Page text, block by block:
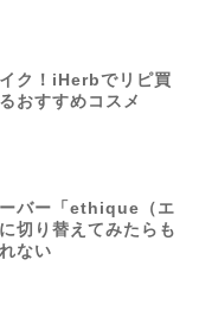
ク！iHerbでリピ買
おすすめコスメ
バー「ethique（エ
切り替えてみたらも
ない